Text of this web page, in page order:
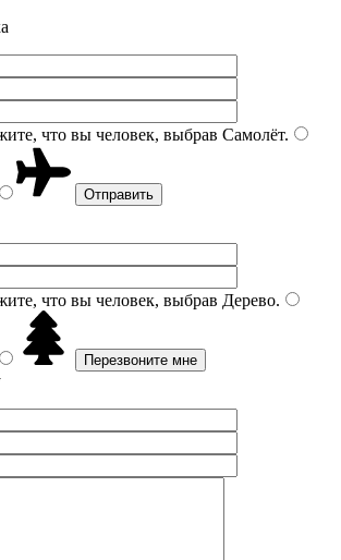
что вы человек, выбрав Самолёт.
что вы человек, выбрав Дерево.